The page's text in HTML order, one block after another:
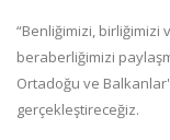
“Benliğimizi, birliğimizi
beraberliğimizi
Ortadoğu ve
gerçekleştireceğiz.